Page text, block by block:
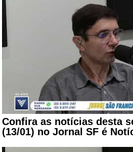
Confira as notícias desta
(13/01) no Jornal SF é